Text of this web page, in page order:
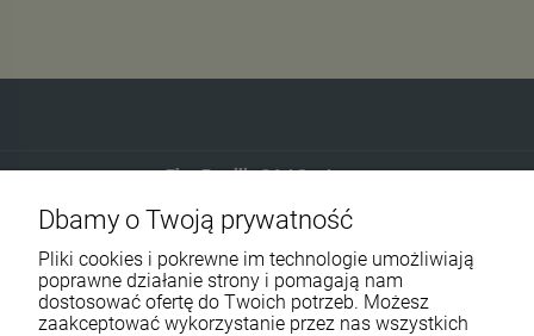
Eko-Familia GAJ Sp.Jawna
Gdańska 60
90-616 Łódź
790 727 174
Dbamy o Twoją prywatność
Pliki cookies i pokrewne im technologie umożliwiają
poprawne działanie strony i pomagają nam
dostosować ofertę do Twoich potrzeb. Możesz
zaakceptować wykorzystanie przez nas wszystkich